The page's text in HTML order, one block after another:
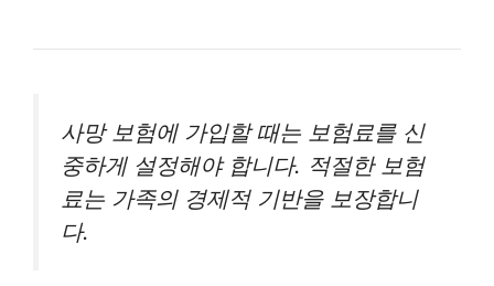
사망 보험에 가입할 때는 보험료를 신
중하게 설정해야 합니다. 적절한 보험
료는 가족의 경제적 기반을 보장합니
다.